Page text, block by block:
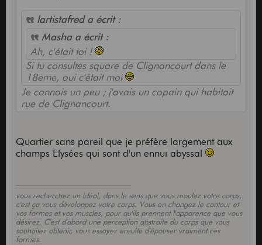
lartistafred a écrit :
Masha a écrit :
Ah, c'était toi !
Si tu consultes square de Clignancourt dans le
18eme, oui c'était moi
Je connais un peu ; j'avais un copain qui habitait
rue de Clignancourt.
Quartier sans pareil que je préfère largement aux
champs Elysées qui sont d'un ennui abyssal
vous recherchez un idéal, dans le sens que vous moulez votre corps,
c'est ça vous développez votre corps. Vous en changez le contour et
vos formes et vos muscles, pour qu'ils prennent l'apparence que vous
désirez. C'est d'abord une perception abstraite du corps que vous
souhaitez obtenir, vous essayez ensuite d'épouser vraiment ces
formes.